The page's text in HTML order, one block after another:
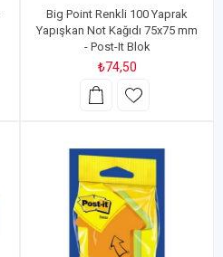
Big Point Renkli 100 Yaprak
Yapışkan Not Kağıdı 75x75 mm
- Post-It Blok
₺74,50